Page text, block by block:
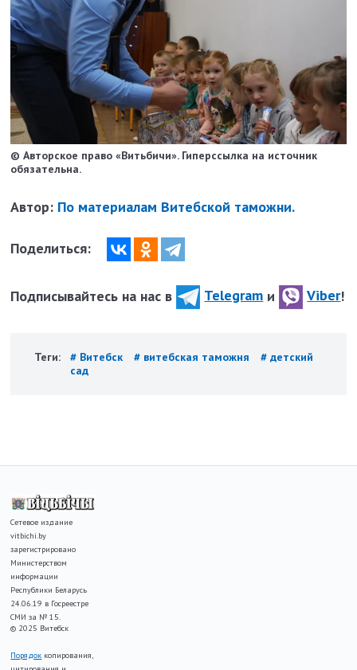
© Авторское право «Витьбичи». Гиперссылка на источник
обязательна.
Автор: По материалам Витебской таможни.
Поделиться:
Подписывайтесь на нас в Telegram и Viber!
Теги: # Витебск # витебская таможня
# детский
сад
Сетевое издание
vitbichi.by
зарегистрировано
Министерством
информации
Республики Беларусь
24.06.19 в Госреестре
СМИ за № 15.
© 2025 Витебск
Порядок копирования,